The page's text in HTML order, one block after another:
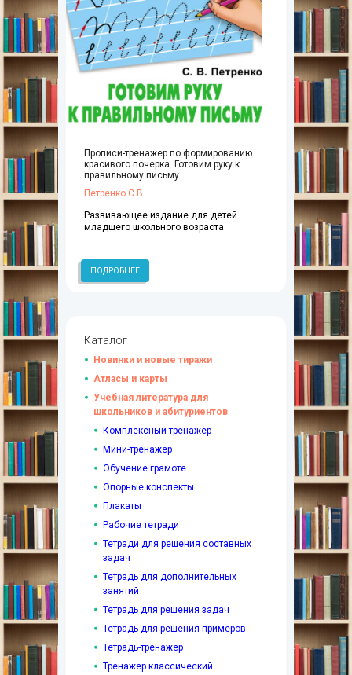
Прописи-тренажер по формированию
красивого почерка. Готовим руку к
правильному письму
Петренко С.В.
Развивающее издание для детей
младшего школьного возраста
ПОДРОБНЕЕ
Каталог
Новинки и новые тиражи
Атласы и карты
Учебная литература для
школьников и абитуриентов
Комплексный тренажер
Мини-тренажер
Обучение грамоте
Опорные конспекты
Плакаты
Рабочие тетради
Тетради для решения составных
задач
Тетрадь для дополнительных
занятий
Тетрадь для решения задач
Тетрадь для решения примеров
Тетрадь-тренажер
Тренажер классический